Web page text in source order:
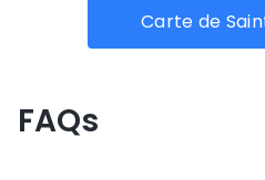
Carte de
FAQs